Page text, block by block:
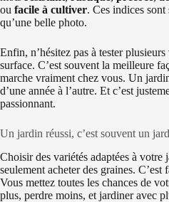
ou facile à cultiver. Ces indices
qu’une belle photo.
Enfin, n’hésitez pas à tester
surface. C’est souvent la meilleure
marche vraiment chez vous. Un
d’une année à l’autre. Et c’est
passionnant.
Un jardin réussi, c’est souvent un
Choisir des variétés adaptées à votre
seulement acheter des graines.
Vous mettez toutes les chances de
plus, perdre moins, et jardiner avec